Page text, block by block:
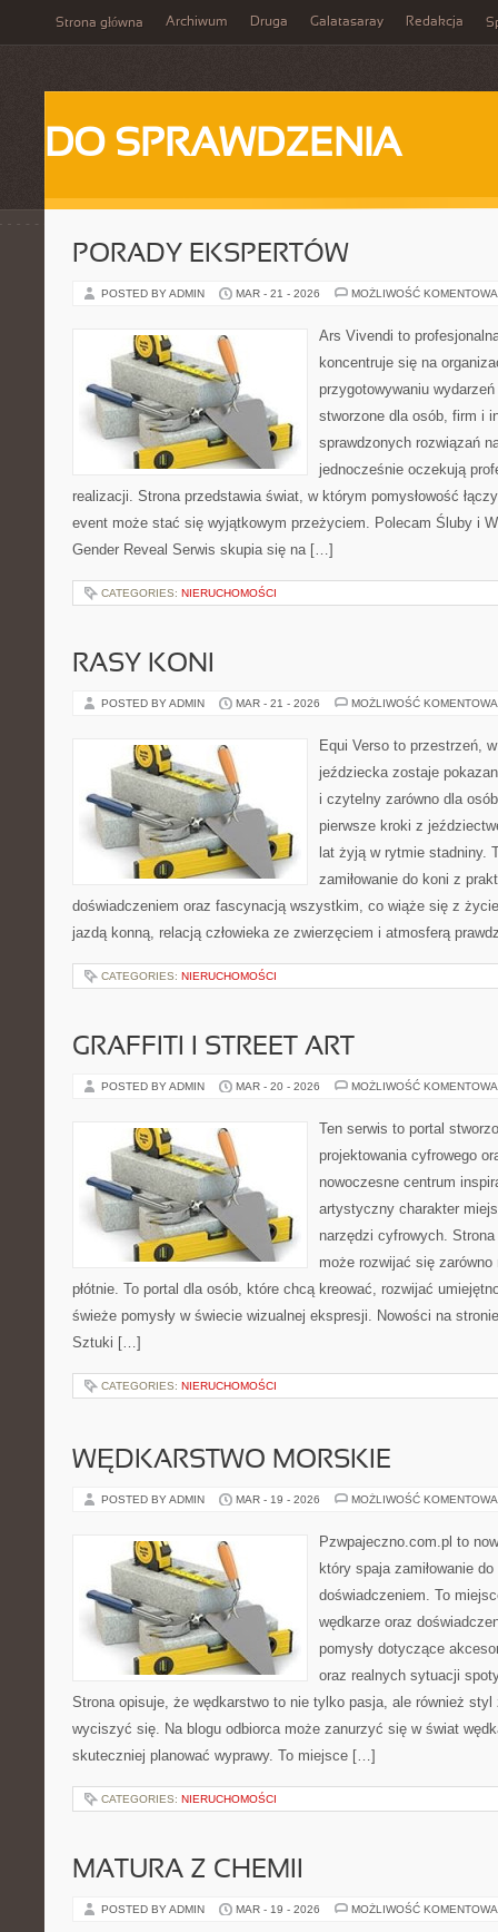
Strona główna Archiwum Druga Galatasaray Redakcja
DO SPRAWDZENIA
PORADY EKSPERTÓW
POSTED BY ADMIN MAR - 21 - 2026 MOŻLIWOŚĆ
Ars Vivendi to
koncentruje się na
przygotowywaniu
stworzone dla osób, firm i
sprawdzonych rozwiązań
jednocześnie oczekują
realizacji. Strona przedstawia świat, w którym pomysłowość
event może stać się wyjątkowym przeżyciem. Polecam Śluby i
Gender Reveal Serwis skupia się na […]
CATEGORIES: NIERUCHOMOŚCI
RASY KONI
POSTED BY ADMIN MAR - 21 - 2026 MOŻLIWOŚĆ
Equi Verso to przestrzeń,
jeździecka zostaje
i czytelny zarówno dla
pierwsze kroki z
lat żyją w rytmie stadniny.
zamiłowanie do koni z
doświadczeniem oraz fascynacją wszystkim, co wiąże się z
jazdą konną, relacją człowieka ze zwierzęciem i atmosferą
CATEGORIES: NIERUCHOMOŚCI
GRAFFITI I STREET ART
POSTED BY ADMIN MAR - 20 - 2026 MOŻLIWOŚĆ
Ten serwis to portal
projektowania cyfrowego
nowoczesne centrum
artystyczny charakter
narzędzi cyfrowych.
może rozwijać się
płótnie. To portal dla osób, które chcą kreować, rozwijać
świeże pomysły w świecie wizualnej ekspresji. Nowości na
Sztuki […]
CATEGORIES: NIERUCHOMOŚCI
WĘDKARSTWO MORSKIE
POSTED BY ADMIN MAR - 19 - 2026 MOŻLIWOŚĆ
Pzwpajeczno.com.pl to
który spaja zamiłowanie
doświadczeniem. To
wędkarze oraz
pomysły dotyczące
oraz realnych sytuacji
Strona opisuje, że wędkarstwo to nie tylko pasja, ale również
wyciszyć się. Na blogu odbiorca może zanurzyć się w świat
skuteczniej planować wyprawy. To miejsce […]
CATEGORIES: NIERUCHOMOŚCI
MATURA Z CHEMII
POSTED BY ADMIN MAR - 19 - 2026 MOŻLIWOŚĆ